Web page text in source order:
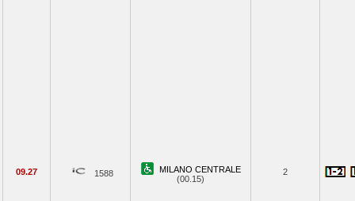
09.27 1588
MILANO CENTRALE
(00.15)
2